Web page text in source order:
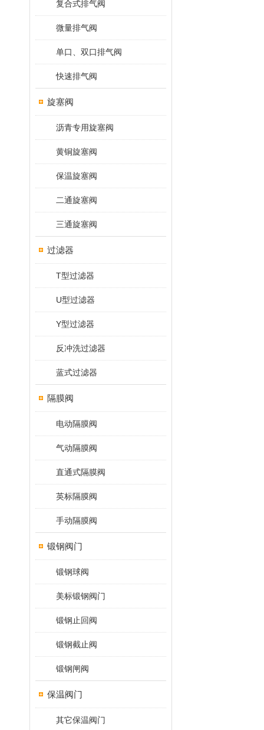
复合式排气阀
微量排气阀
单口、双口排气阀
快速排气阀
旋塞阀
沥青专用旋塞阀
黄铜旋塞阀
保温旋塞阀
二通旋塞阀
三通旋塞阀
过滤器
T型过滤器
U型过滤器
Y型过滤器
反冲洗过滤器
蓝式过滤器
隔膜阀
电动隔膜阀
气动隔膜阀
直通式隔膜阀
英标隔膜阀
手动隔膜阀
锻钢阀门
锻钢球阀
美标锻钢阀门
锻钢止回阀
锻钢截止阀
锻钢闸阀
保温阀门
其它保温阀门